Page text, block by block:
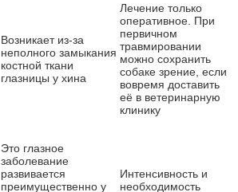
Возникает из-за
неполного замыкания
костной ткани
глазницы у хина
Лечение только
оперативное. При
первичном
травмировании
можно сохранить
собаке зрение, если
вовремя доставить
её в ветеринарную
клинику
Это глазное
заболевание
развивается
преимущественно у
Интенсивность и
необходимость